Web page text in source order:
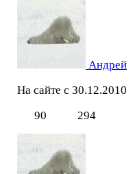
Андрей
На сайте с 30.12.2010
90
294